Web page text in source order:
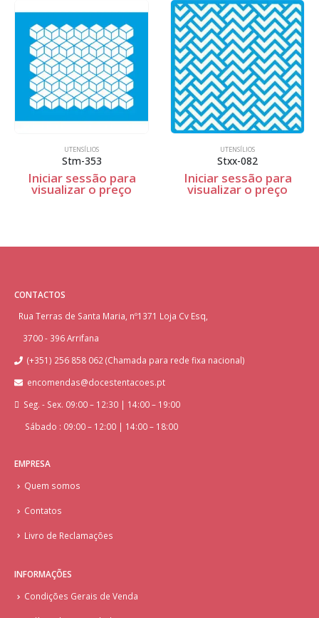
UTENSÍLIOS
Stm-353
Iniciar sessão para
visualizar o preço
UTENSÍLIOS
Stxx-082
Iniciar sessão para
visualizar o preço
CONTACTOS
Rua Terras de Santa Maria, nº1371 Loja Cv Esq,
3700 - 396 Arrifana
(+351) 256 858 062 (Chamada para rede fixa nacional)
encomendas@docestentacoes.pt
Seg. - Sex. 09:00 – 12:30 | 14:00 – 19:00
Sábado : 09:00 – 12:00 | 14:00 – 18:00
EMPRESA
Quem somos
Contatos
Livro de Reclamações
INFORMAÇÕES
Condições Gerais de Venda